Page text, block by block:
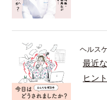
ヘルス
最近
ヒント